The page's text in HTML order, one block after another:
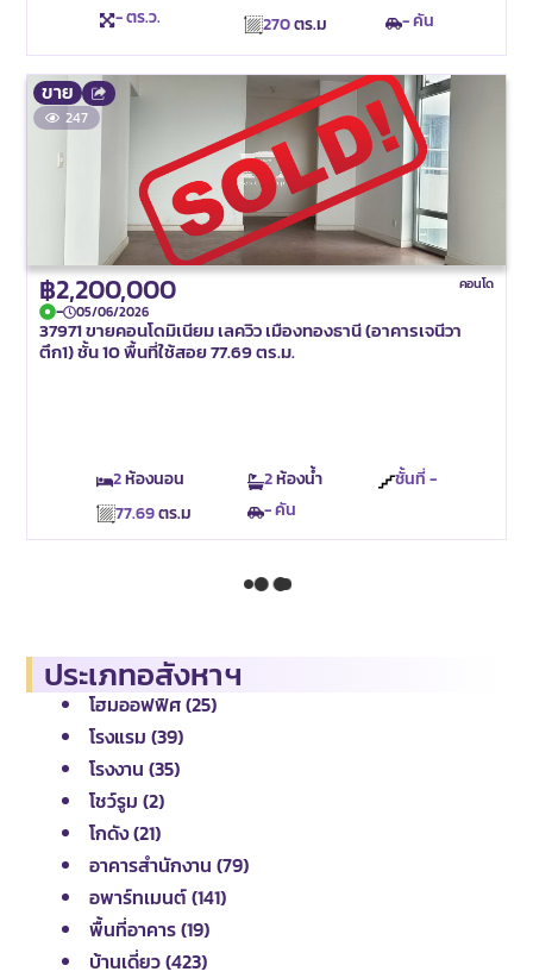
ประเภทอสังหาฯ
โฮมออฟฟิศ (25)
โรงแรม (39)
โรงงาน (35)
โชว์รูม (2)
โกดัง (21)
อาคารสำนักงาน (79)
อพาร์ทเมนต์ (141)
พื้นที่อาคาร (19)
บ้านเดี่ยว (423)
- ตร.ว.
270ตร.ม - คัน
ขาย
247
฿2,200,000 คอนโด
- 05/06/2026
37971 ขายคอนโดมิเนียม เลควิว เมืองทองธานี (อาคารเจนีวา
ตึก1) ชั้น 10 พื้นที่ใช้สอย 77.69 ตร.ม.
2ห้องนอน 2ห้องน้ำ
ชั้นที่ -
77.69ตร.ม - คัน